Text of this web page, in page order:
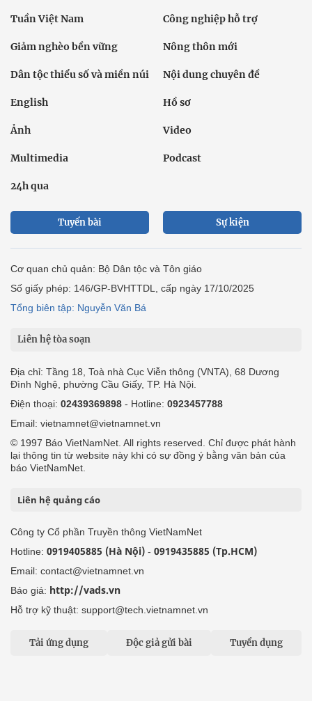
Tuần Việt Nam Công nghiệp hỗ trợ
Giảm nghèo bền vững Nông thôn mới
Dân tộc thiểu số và miền núi Nội dung chuyên đề
English Hồ sơ
Ảnh Video
Multimedia Podcast
24h qua
Tuyến bài Sự kiện
Cơ quan chủ quản: Bộ Dân tộc và Tôn giáo
Số giấy phép: 146/GP-BVHTTDL, cấp ngày 17/10/2025
Tổng biên tập: Nguyễn Văn Bá
Liên hệ tòa soạn
Địa chỉ: Tầng 18, Toà nhà Cục Viễn thông (VNTA), 68 Dương
Đình Nghệ, phường Cầu Giấy, TP. Hà Nội.
Điện thoại: 02439369898 - Hotline: 0923457788
Email: vietnamnet@vietnamnet.vn
© 1997 Báo VietNamNet. All rights reserved. Chỉ được phát hành
lại thông tin từ website này khi có sự đồng ý bằng văn bản của
báo VietNamNet.
Liên hệ quảng cáo
Công ty Cổ phần Truyền thông VietNamNet
Hotline: 0919405885 (Hà Nội) - 0919435885 (Tp.HCM)
Email: contact@vietnamnet.vn
Báo giá: http://vads.vn
Hỗ trợ kỹ thuật: support@tech.vietnamnet.vn
Tải ứng dụng Độc giả gửi bài Tuyển dụng